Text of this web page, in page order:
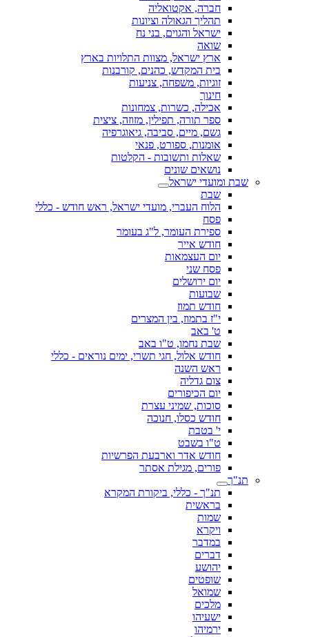
חברה, אקטואליה
תהליך הגאולה וציונות
ישראל והגוים, בני נח
שואה
ארץ ישראל, מצוות התלויות בארץ
בית המקדש, כהנים, קורבנות
זוגיות, משפחה, צניעות
חינוך
אכילה, כשרות, צמחונות
ספר תורה, תפילין, מזוזה, ציצית
גשם, מיים, סביבה, גיאוגרפיה
אומנות, ספורט, פנאי
שאלות ותשובות - הקלטות
נושאים שונים
שבת ומועדי ישראל
שבת
הלוח העברי, מועדי ישראל, ראש חודש - כללי
פסח
ספירת העומר, ל"ג בעומר
חודש אייר
יום העצמאות
פסח שני
יום ירושלים
שבועות
חודש תמוז
י"ז בתמוז, בין המצרים
ט' באב
שבת נחמו, ט"ו באב
חודש אלול, חגי תשרי, ימים נוראים - כללי
ראש השנה
צום גדליה
יום הכיפורים
סוכות, שמיני עצרת
חודש כסלו, חנוכה
י' בטבת
ט"ו בשבט
חודש אדר וארבעת הפרשיות
פורים, מגילת אסתר
תנ"ך
תנ"ך - כללי, ביקורת המקרא
בראשית
שמות
ויקרא
במדבר
דברים
יהושע
שופטים
שמואל
מלכים
ישעיהו
ירמיהו